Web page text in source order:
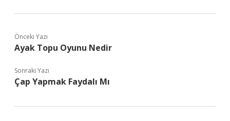
Önceki Yazı
Ayak Topu Oyunu Nedir
Sonraki Yazı
Çap Yapmak Faydalı Mı